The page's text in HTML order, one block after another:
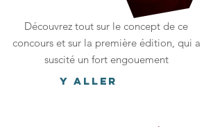
Découvrez tout sur le concept de ce
concours et sur la première édition, qui a
suscité un fort engouement
Y aller